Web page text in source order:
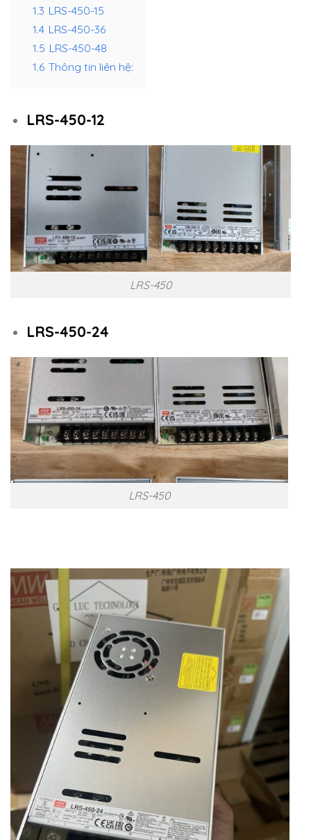
1.3 LRS-450-15
1.4 LRS-450-36
1.5 LRS-450-48
1.6 Thông tin liên hệ:
LRS-450-12
LRS-450
LRS-450-24
LRS-450